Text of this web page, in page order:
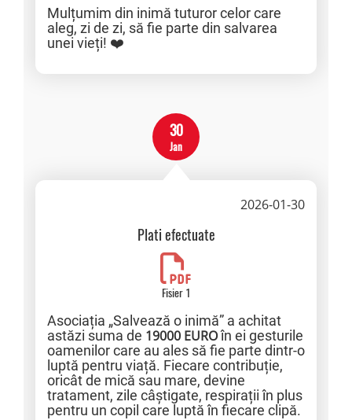
Mulțumim din inimă tuturor celor care
aleg, zi de zi, să fie parte din salvarea
unei vieți! ❤️
30
Jan
2026-01-30
Plati efectuate
Fisier 1
Asociația „Salvează o inimă” a achitat
astăzi suma de 19000 EUROîn ei gesturile
oamenilor care au ales să fie parte dintr-o
luptă pentru viață. Fiecare contribuție,
oricât de mică sau mare, devine
tratament, zile câștigate, respirații în plus
pentru un copil care luptă în fiecare clipă.